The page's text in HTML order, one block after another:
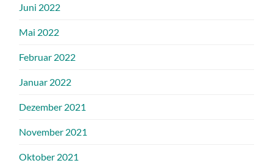
Juni 2022
Mai 2022
Februar 2022
Januar 2022
Dezember 2021
November 2021
Oktober 2021